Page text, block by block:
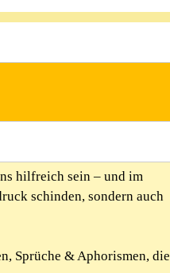
hilfreich sein – und im
schinden, sondern auch
Sprüche & Aphorismen, die